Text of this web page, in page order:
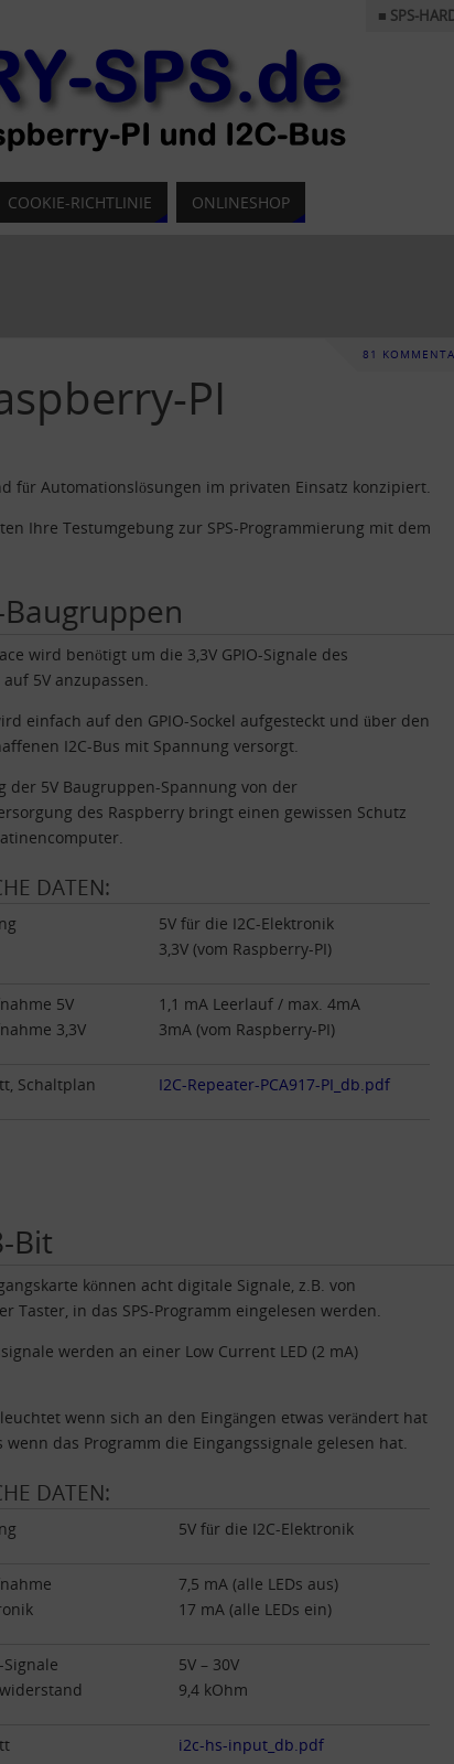
■ SPS-
COOKIE-RICHTLINIE ONLINESHOP
81
PI
für Automationslösungen im privaten Einsatz konzipiert.
Ihre Testumgebung zur SPS-Programmierung mit dem
Baugruppen
wird benötigt um die 3,3V GPIO-Signale des
5V anzupassen.
einfach auf den GPIO-Sockel aufgesteckt und über den
I2C-Bus mit Spannung versorgt.
der 5V Baugruppen-Spannung von der
des Raspberry bringt einen gewissen Schutz
DATEN:
5V für die I2C-Elektronik
3,3V (vom Raspberry-PI)
5V
3,3V
1,1 mA Leerlauf / max. 4mA
3mA (vom Raspberry-PI)
Schaltplan I2C-Repeater-PCA917-PI_db.pdf
Bit
können acht digitale Signale, z.B. von
Taster, in das SPS-Programm eingelesen werden.
werden an einer Low Current LED (2 mA)
wenn sich an den Eingängen etwas verändert hat
wenn das Programm die Eingangssignale gelesen hat.
DATEN:
5V für die I2C-Elektronik
7,5 mA (alle LEDs aus)
17 mA (alle LEDs ein)
5V – 30V
9,4 kOhm
i2c-hs-input_db.pdf